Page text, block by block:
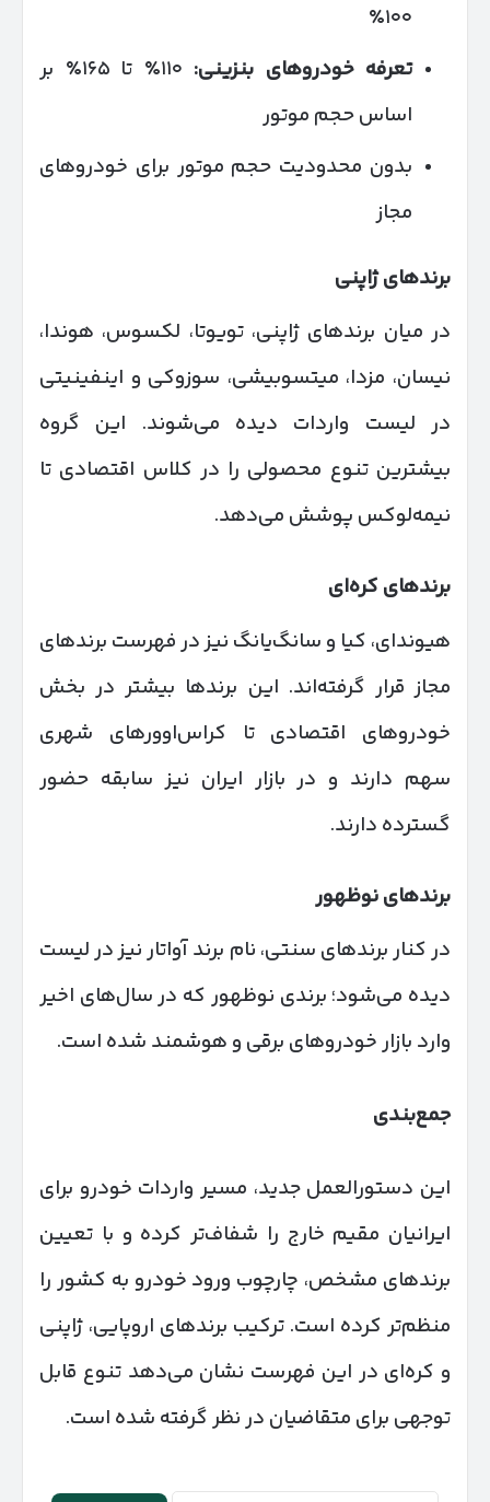
۱۰۰٪
تعرفه خودروهای بنزینی:
۱۱۰٪ تا ۱۶۵٪ بر
اساس حجم موتور
بدون محدودیت حجم موتور برای خودروهای
مجاز
برندهای ژاپنی
در میان برندهای ژاپنی، تویوتا، لکسوس، هوندا،
نیسان، مزدا، میتسوبیشی، سوزوکی و اینفینیتی
در لیست واردات دیده می‌شوند. این گروه
بیشترین تنوع محصولی را در کلاس اقتصادی تا
نیمه‌لوکس پوشش می‌دهد.
برندهای کره‌ای
هیوندای، کیا و سانگ‌یانگ نیز در فهرست برندهای
مجاز قرار گرفته‌اند. این برندها بیشتر در بخش
خودروهای اقتصادی تا کراس‌اوورهای شهری
سهم دارند و در بازار ایران نیز سابقه حضور
گسترده دارند.
برندهای نوظهور
در کنار برندهای سنتی، نام برند آواتار نیز در لیست
دیده می‌شود؛ برندی نوظهور که در سال‌های اخیر
وارد بازار خودروهای برقی و هوشمند شده است.
جمع‌بندی
این دستورالعمل جدید، مسیر واردات خودرو برای
ایرانیان مقیم خارج را شفاف‌تر کرده و با تعیین
برندهای مشخص، چارچوب ورود خودرو به کشور را
منظم‌تر کرده است. ترکیب برندهای اروپایی، ژاپنی
و کره‌ای در این فهرست نشان می‌دهد تنوع قابل
توجهی برای متقاضیان در نظر گرفته شده است.